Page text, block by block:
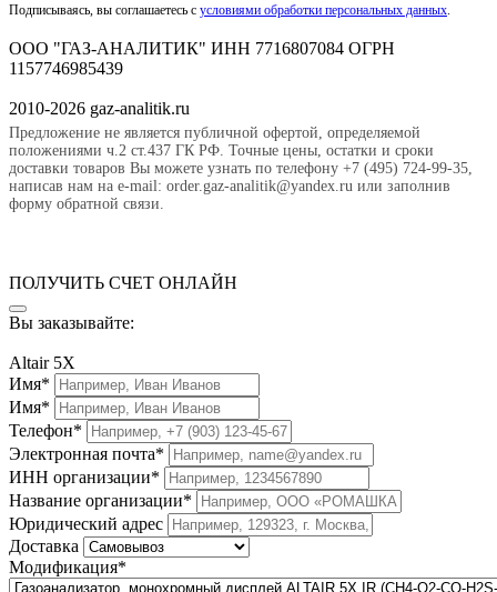
Подписываясь, вы соглашаетесь с условиями обработки персональных данных.
ООО "ГАЗ-АНАЛИТИК" ИНН 7716807084 ОГРН
1157746985439
2010-2026 gaz-analitik.ru
Предложение не является публичной офертой, определяемой
положениями ч.2 ст.437 ГК РФ. Точные цены, остатки и сроки
доставки товаров Вы можете узнать по телефону +7 (495) 724-99-35,
написав нам на e-mail: order.gaz-analitik@yandex.ru или заполнив
форму обратной связи.
ПОЛУЧИТЬ СЧЕТ ОНЛАЙН
Вы заказывайте:
Altair 5X
Имя*
Имя*
Телефон*
Электронная почта*
ИНН организации*
Название организации*
Юридический адрес
Доставка
Модификация*